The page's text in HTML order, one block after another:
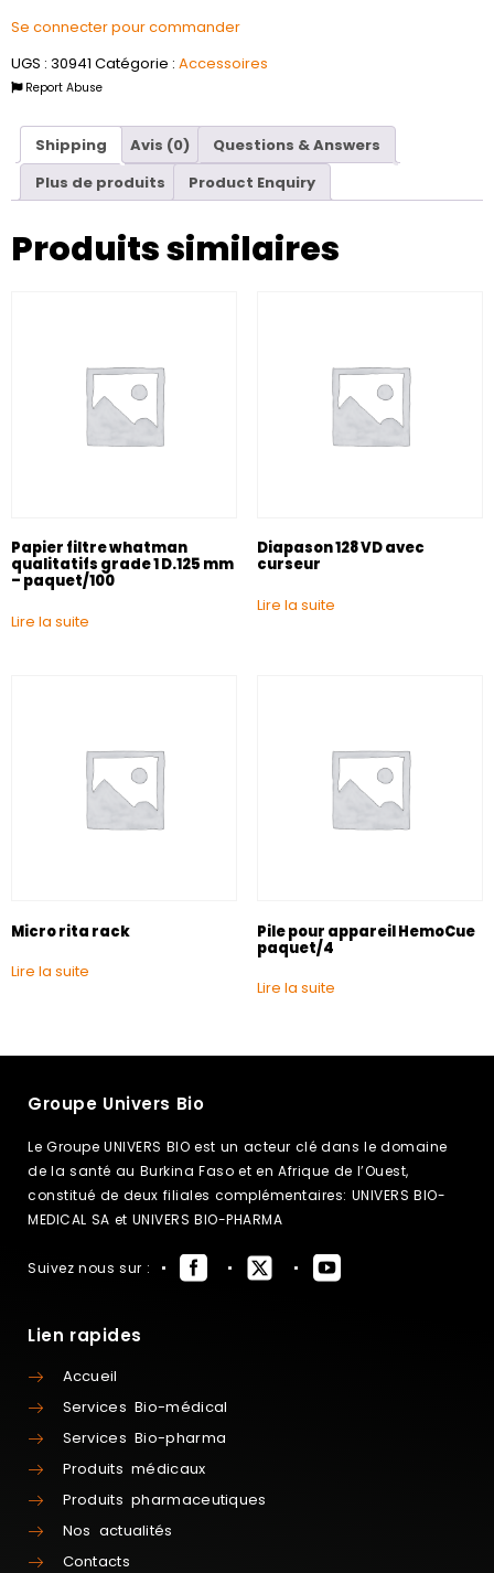
Se connecter pour commander
UGS : 30941 Catégorie : Accessoires
Report Abuse
Shipping Avis (0)
Questions & Answers
Plus de produits
Product Enquiry
Produits similaires
Papier filtre whatman
qualitatifs grade 1 D.125 mm
– paquet/100
Lire la suite
Diapason 128 VD avec
curseur
Lire la suite
Micro rita rack
Lire la suite
Pile pour appareil HemoCue
paquet/4
Lire la suite
Groupe Univers Bio
Le Groupe UNIVERS BIO est un acteur clé dans le domaine
de la santé au Burkina Faso et en Afrique de l’Ouest,
constitué de deux filiales complémentaires: UNIVERS BIO-
MEDICAL SA et UNIVERS BIO-PHARMA
Suivez nous sur :
Lien rapides
Accueil
Services Bio-médical
Services Bio-pharma
Produits médicaux
Produits pharmaceutiques
Nos actualités
Contacts